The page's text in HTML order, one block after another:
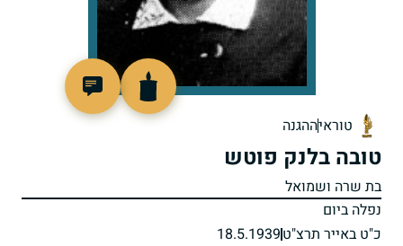
טוראיההגנה
טובה בלנק פוטש
בת שרה ושמואל
נפלה ביום
כ"ט באייר תרצ"ט18.5.1939